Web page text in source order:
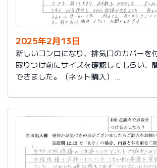
2025年2月13日
新しいコンロになり、排気口のカバーを
取りつけ前にサイズを確認してもらい、
できました。（ネット購入）
汚れないようにするテープも貼って下さ
ました。
８～10年くらいで取り替えみたいですが
切に使う事が出来ました。新しいコンロ
に使いたいです。杉山さん、ありがとう
又、何かあった時はよろしくお願いしま